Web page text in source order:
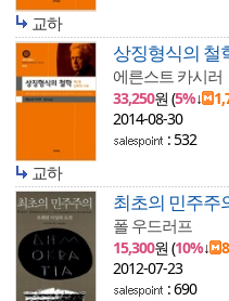
교하
상징형식의 철
에른스트 카시러
33,250원 (5%↓
2014-08-30
: 532
교하
최초의 민주주
폴 우드러프
15,300원 (10%↓
2012-07-23
: 690